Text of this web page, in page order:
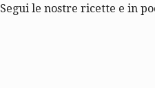
Segui le nostre ricette e in